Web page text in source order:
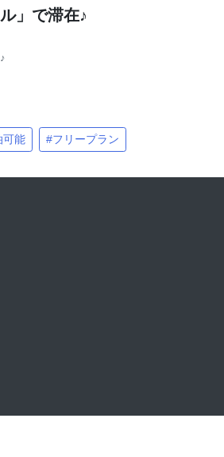
」で滞在♪
可能 #フリープラン